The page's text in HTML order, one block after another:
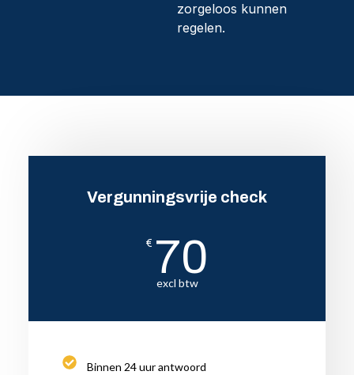
zorgeloos kunnen
regelen.
Vergunningsvrije check
€ 70
excl btw
Binnen 24 uur antwoord